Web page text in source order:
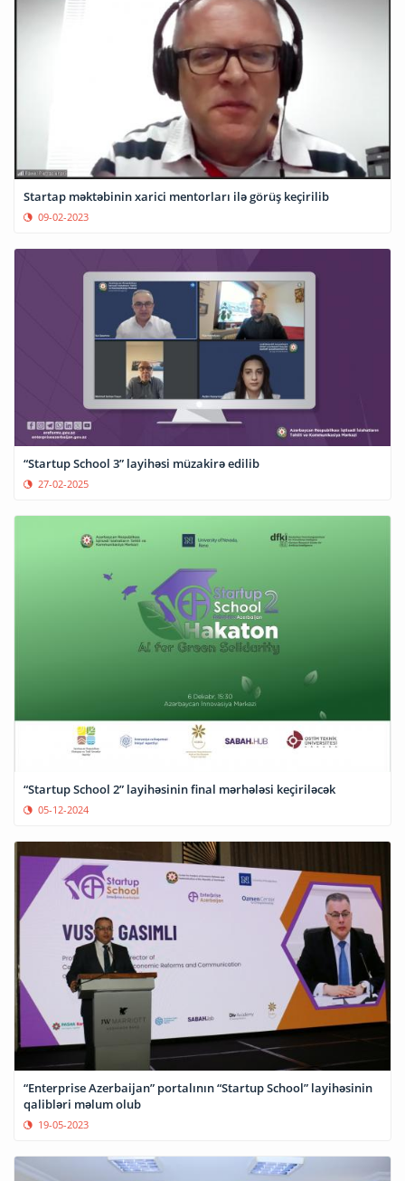
Startap məktəbinin xarici mentorları ilə görüş keçirilib
09-02-2023
“Startup School 3” layihəsi müzakirə edilib
27-02-2025
“Startup School 2” layihəsinin final mərhələsi keçiriləcək
05-12-2024
“Enterprise Azerbaijan” portalının “Startup School” layihəsinin
qalibləri məlum olub
19-05-2023